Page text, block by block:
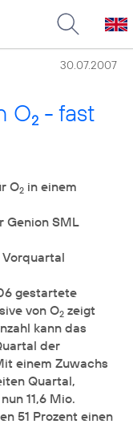
30.07.2007
O2 - fast
O2 in einem
Genion SML
gestartete
von O2 zeigt
kann das
der
einem Zuwachs
Quartal,
11,6 Mio.
51 Prozent einen